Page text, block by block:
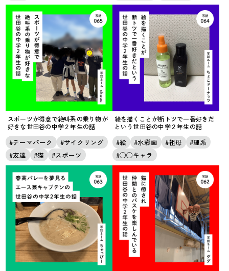
スポーツが得意で絶叫系の乗り物が
好きな世田谷の中学２年生の話
テーマパーク
サイクリング
友達
猫 スポーツ
絵を描くことが断トツで一番好きだ
という世田谷の中学２年生の話
絵 水彩画 祖母
理系
◯◯キャラ